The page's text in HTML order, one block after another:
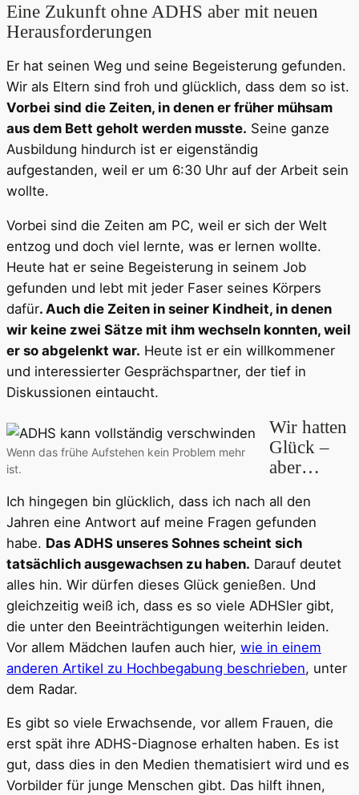
Eine Zukunft ohne ADHS aber mit neuen
Herausforderungen
Er hat seinen Weg und seine Begeisterung gefunden.
Wir als Eltern sind froh und glücklich, dass dem so ist.
Vorbei sind die Zeiten, in denen er früher mühsam
aus dem Bett geholt werden musste. Seine ganze
Ausbildung hindurch ist er eigenständig
aufgestanden, weil er um 6:30 Uhr auf der Arbeit sein
wollte.
Vorbei sind die Zeiten am PC, weil er sich der Welt
entzog und doch viel lernte, was er lernen wollte.
Heute hat er seine Begeisterung in seinem Job
gefunden und lebt mit jeder Faser seines Körpers
dafür. Auch die Zeiten in seiner Kindheit, in denen
wir keine zwei Sätze mit ihm wechseln konnten, weil
er so abgelenkt war. Heute ist er ein willkommener
und interessierter Gesprächspartner, der tief in
Diskussionen eintaucht.
Wenn das frühe Aufstehen kein Problem mehr
ist.
Wir hatten
Glück –
aber…
Ich hingegen bin glücklich, dass ich nach all den
Jahren eine Antwort auf meine Fragen gefunden
habe. Das ADHS unseres Sohnes scheint sich
tatsächlich ausgewachsen zu haben. Darauf deutet
alles hin. Wir dürfen dieses Glück genießen. Und
gleichzeitig weiß ich, dass es so viele ADHSler gibt,
die unter den Beeinträchtigungen weiterhin leiden.
Vor allem Mädchen laufen auch hier, wie in einem
anderen Artikel zu Hochbegabung beschrieben, unter
dem Radar.
Es gibt so viele Erwachsende, vor allem Frauen, die
erst spät ihre ADHS-Diagnose erhalten haben. Es ist
gut, dass dies in den Medien thematisiert wird und es
Vorbilder für junge Menschen gibt. Das hilft ihnen,